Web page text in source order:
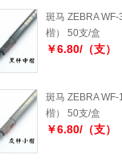
斑马 ZEBRA
楷） 50支/盒
￥6.80/（支）
斑马 ZEBRA
楷） 50支/盒
￥6.80/（支）